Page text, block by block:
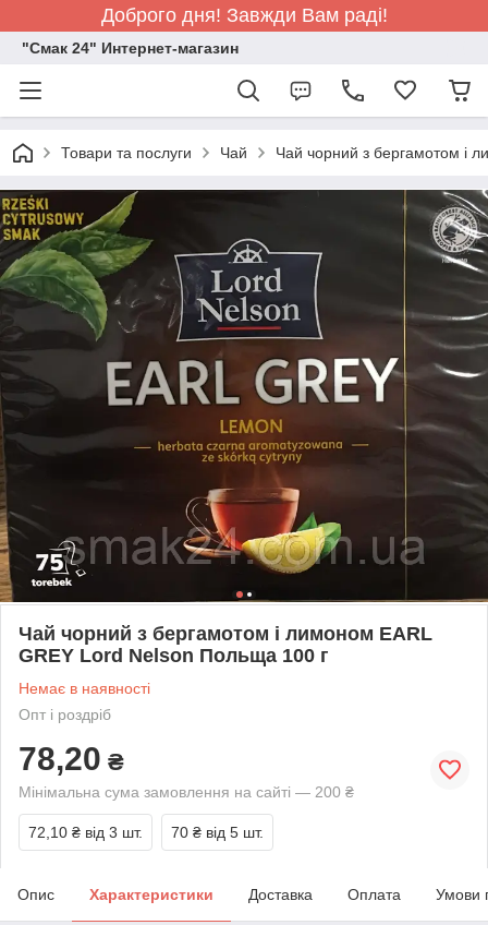
Доброго дня! Завжди Вам раді!
"Смак 24" Интернет-магазин
Товари та послуги Чай Чай чорний з бергамотом і
Чай чорний з бергамотом і лимоном EARL
GREY Lord Nelson Польща 100 г
Немає в наявності
Опт і роздріб
78,20 ₴
Мінімальна сума замовлення на сайті — 200 ₴
72,10 ₴ від 3 шт. 70 ₴ від 5 шт.
Опис Характеристики Доставка Оплата Умови